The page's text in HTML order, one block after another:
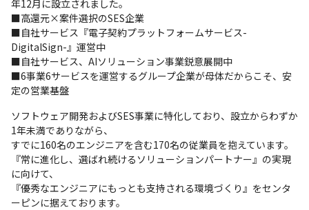
あなたの希望もぜひお聞かせください。
年12月に設立されました。
■高還元×案件選択のSES企業
■自社サービス『電子契約プラットフォームサービス-
DigitalSign-』運営中
■自社サービス、AIソリューション事業鋭意展開中
■6事業6サービスを運営するグループ企業が母体だからこそ、安
定の営業基盤
ソフトウェア開発およびSES事業に特化しており、設立からわずか
1年未満でありながら、
すでに160名のエンジニアを含む170名の従業員を抱えています。
『常に進化し、選ばれ続けるソリューションパートナー』の実現
に向けて、
『優秀なエンジニアにもっとも支持される環境づくり』をセンタ
ーピンに据えております。